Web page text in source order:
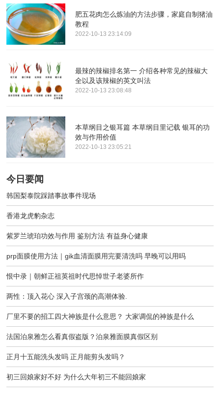
肥五花肉怎么炼油的方法步骤，家庭自制猪油
教程
2022-10-13 23:14:09
最辣的辣椒排名第一 介绍各种常见的辣椒大
全以及该辣椒的英文叫法
2022-10-13 23:08:48
本草纲目之银耳篇 本草纲目里记载 银耳的功
效与作用价值
2022-10-13 23:05:21
今日要闻
韩国梨泰院踩踏事故事件现场
香港龙虎豹杂志
紫罗兰琥珀功效与作用 鉴别方法 有益身心健康
prp面膜使用方法｜gik血清面膜用完要清洗吗 早晚可以用吗
恨中录｜朝鲜正祖英祖时代思悼世子老婆所作
两性：顶入花心 深入子宫颈的高潮体验.
厂里不要的招工四大神族是什么意思？ 大家调侃的神族是什么
法国泊泉雅怎么看真假盗版？泊泉雅面膜真假区别
正月十五能洗头发吗 正月能剪头发吗？
初三回娘家好不好 为什么大年初三不能回娘家